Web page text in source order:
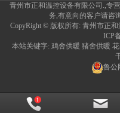
青州市正和温控设备有限公司.,专营
务,有意向的客户请咨
CopyRight © 版权所有: 青州市正和
ICP
本站关键字: 鸡舍供暖 猪舍供暖
鲁公